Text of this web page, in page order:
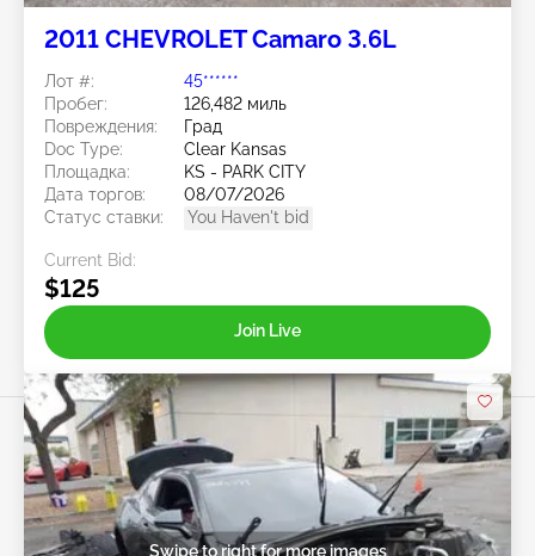
2011 CHEVROLET Camaro 3.6L
Лот #:
45******
Пробег:
126,482 миль
Повреждения:
Град
Doc Type:
Clear Kansas
Площадка:
KS - PARK CITY
Дата торгов:
08/07/2026
Статус ставки:
You Haven't bid
Current Bid:
$125
Join Live
Swipe to right for more images